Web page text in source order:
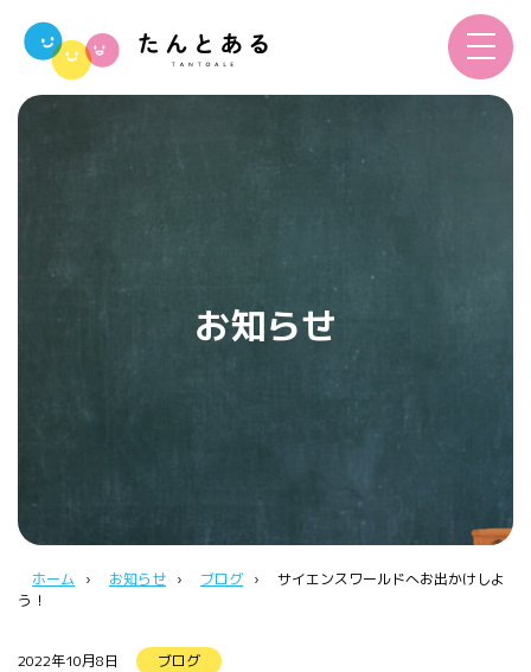
toggle
お知らせ
ホーム › お知らせ › ブログ ›
サイエンスワールドへお出かけしよ
う！
2022年10月8日 ブログ